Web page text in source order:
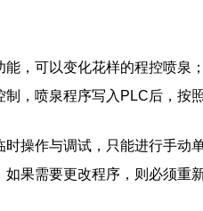
可以变化花样的程控喷泉
，喷泉程序写入PLC后，按
作与调试，只能进行手动
果需要更改程序，则必须